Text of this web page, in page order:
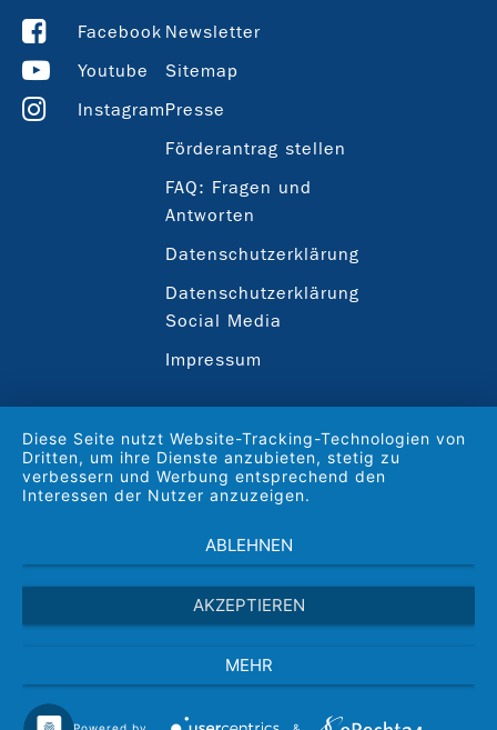
Facebook
Youtube
Instagram
Newsletter
Sitemap
Presse
Förderantrag stellen
FAQ: Fragen und
Antworten
Datenschutzerklärung
Datenschutzerklärung
Social Media
Impressum
Diese Seite nutzt Website-Tracking-Technologien von
Dritten, um ihre Dienste anzubieten, stetig zu
verbessern und Werbung entsprechend den
Interessen der Nutzer anzuzeigen.
ABLEHNEN
AKZEPTIEREN
MEHR